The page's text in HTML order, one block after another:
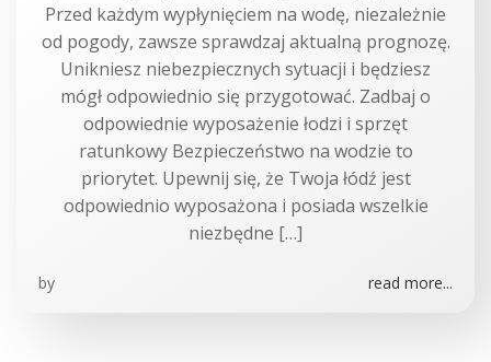
Przed każdym wypłynięciem na wodę, niezależnie
od pogody, zawsze sprawdzaj aktualną prognozę.
Unikniesz niebezpiecznych sytuacji i będziesz
mógł odpowiednio się przygotować. Zadbaj o
odpowiednie wyposażenie łodzi i sprzęt
ratunkowy Bezpieczeństwo na wodzie to
priorytet. Upewnij się, że Twoja łódź jest
odpowiednio wyposażona i posiada wszelkie
niezbędne […]
by read more...